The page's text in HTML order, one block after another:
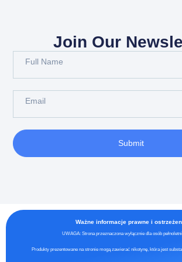
Join Our
Submit
Ważne informacje prawne i
UWAGA: Strona przeznaczona wyłącznie dla osób
Produkty prezentowane na stronie mogą zawierać nikotynę, która jest